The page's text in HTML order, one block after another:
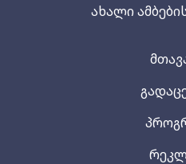
ახალი